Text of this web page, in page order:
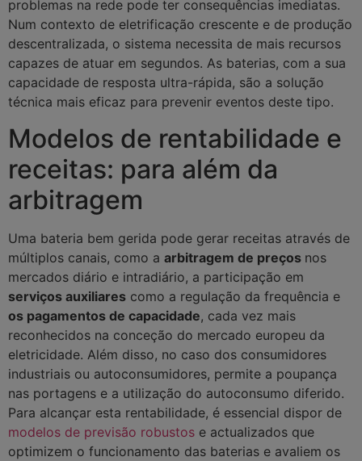
problemas na rede pode ter consequências imediatas.
Num contexto de eletrificação crescente e de produção
descentralizada, o sistema necessita de mais recursos
capazes de atuar em segundos. As baterias, com a sua
capacidade de resposta ultra-rápida, são a solução
técnica mais eficaz para prevenir eventos deste tipo.
Modelos de rentabilidade e
receitas: para além da
arbitragem
Uma bateria bem gerida pode gerar receitas através de
múltiplos canais, como a arbitragem de preços nos
mercados diário e intradiário, a participação em
serviços auxiliares como a regulação da frequência e
os pagamentos de capacidade, cada vez mais
reconhecidos na conceção do mercado europeu da
eletricidade. Além disso, no caso dos consumidores
industriais ou autoconsumidores, permite a poupança
nas portagens e a utilização do autoconsumo diferido.
Para alcançar esta rentabilidade, é essencial dispor de
modelos de previsão robustos e actualizados que
optimizem o funcionamento das baterias e avaliem os